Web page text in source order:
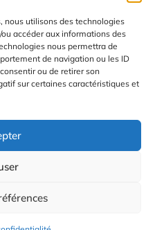
nous utilisons des technologies
accéder aux informations des
nous permettra de
de navigation ou les ID
ou de retirer son
sur certaines caractéristiques et
Plan du site
Cookies
Calade